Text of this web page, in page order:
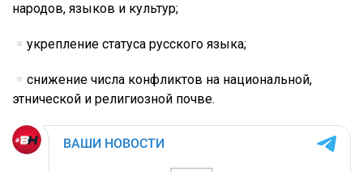
народов, языков и культур;
укрепление статуса русского языка;
снижение числа конфликтов на национальной,
этнической и религиозной почве.